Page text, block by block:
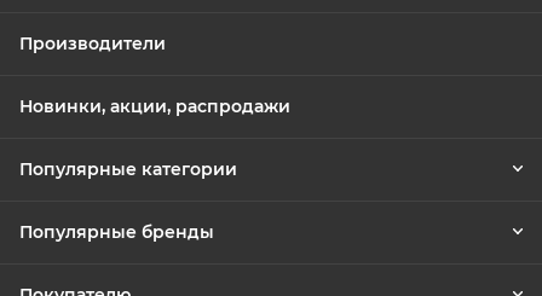
Производители
Новинки, акции, распродажи
Популярные категории
Популярные бренды